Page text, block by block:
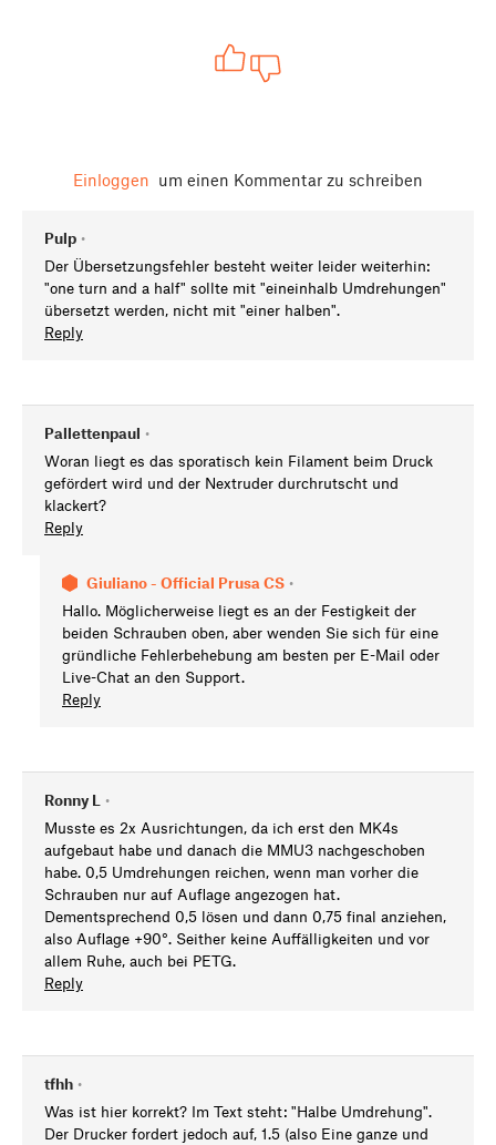
Einloggen um einen Kommentar zu schreiben
Pulp •
Der Übersetzungsfehler besteht weiter leider weiterhin:
"one turn and a half" sollte mit "eineinhalb Umdrehungen"
übersetzt werden, nicht mit "einer halben".
Reply
Pallettenpaul •
Woran liegt es das sporatisch kein Filament beim Druck
gefördert wird und der Nextruder durchrutscht und
klackert?
Reply
Giuliano - Official Prusa CS •
Hallo. Möglicherweise liegt es an der Festigkeit der
beiden Schrauben oben, aber wenden Sie sich für eine
gründliche Fehlerbehebung am besten per E-Mail oder
Live-Chat an den Support.
Reply
Ronny L •
Musste es 2x Ausrichtungen, da ich erst den MK4s
aufgebaut habe und danach die MMU3 nachgeschoben
habe. 0,5 Umdrehungen reichen, wenn man vorher die
Schrauben nur auf Auflage angezogen hat.
Dementsprechend 0,5 lösen und dann 0,75 final anziehen,
also Auflage +90°. Seither keine Auffälligkeiten und vor
allem Ruhe, auch bei PETG.
Reply
tfhh •
Was ist hier korrekt? Im Text steht: "Halbe Umdrehung".
Der Drucker fordert jedoch auf, 1.5 (also Eine ganze und